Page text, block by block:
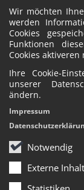
Wir möchten
werden
Cookies
Funktionen
Cookies aktiveren
Ihre Cookie-
unserer
ändern.
Notwendig
Externe
Impressum